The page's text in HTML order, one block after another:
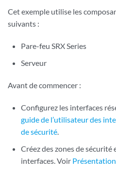
Cet exemple utilise les
suivants :
Pare-feu SRX Series
Serveur
Avant de commencer :
Configurez les interfaces
guide de l’utilisateur des
de sécurité.
Créez des zones de
interfaces. Voir